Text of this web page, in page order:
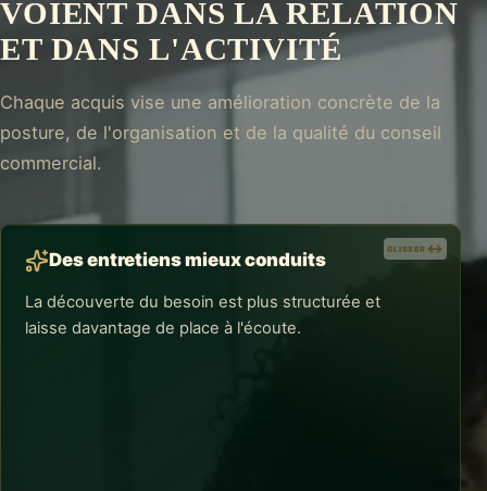
VOIENT DANS LA RELATION
ET DANS L'ACTIVITÉ
Chaque acquis vise une amélioration concrète de la
posture, de l'organisation et de la qualité du conseil
commercial.
GLISSER
Des entretiens mieux conduits
La découverte du besoin est plus structurée et
laisse davantage de place à l'écoute.
GLISSER